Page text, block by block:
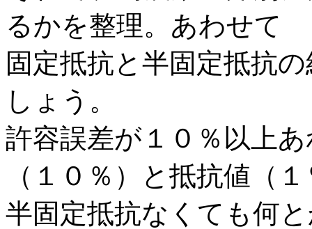
るかを整理。あわせて
固定抵抗と半固定抵抗
しょう。
許容誤差が１０％以上
（１０％）と抵抗値（
半固定抵抗なくても何